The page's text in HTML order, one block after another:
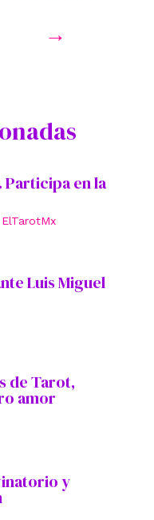
→
en la
ElTarotMx
Luis Miguel
de Tarot,
amor
y